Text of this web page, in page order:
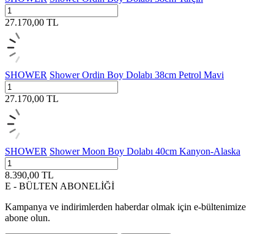
27.170,00 TL
SHOWER Shower Ordin Boy Dolabı 38cm Petrol Mavi
27.170,00 TL
SHOWER Shower Moon Boy Dolabı 40cm Kanyon-Alaska
8.390,00 TL
E - BÜLTEN ABONELİĞİ
Kampanya ve indirimlerden haberdar olmak için e-bültenimize
abone olun.